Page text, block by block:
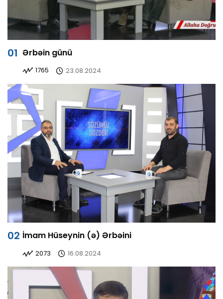
Ərbəin günü
1765 23.08.2024
İmam Hüseynin (ə) Ərbəini
2073 16.08.2024